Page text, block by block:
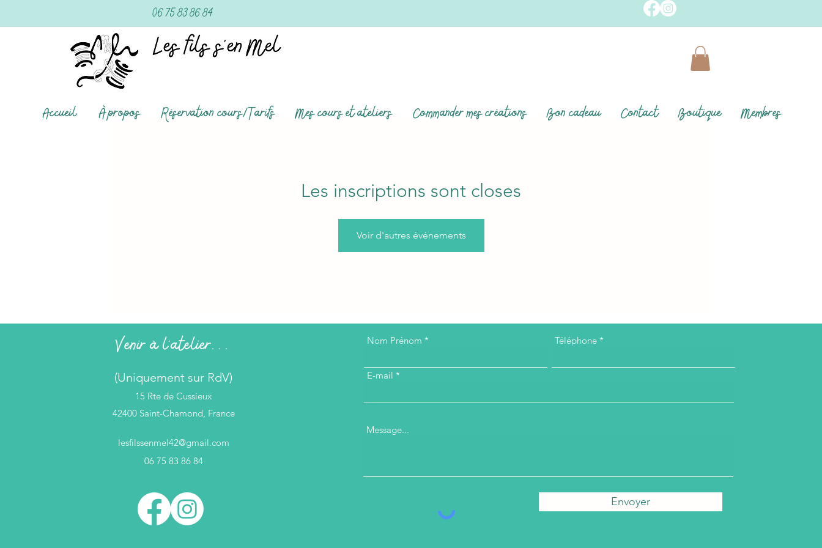
06 75 83 86 84
Accueil À propos Réservation cours/Tarifs Mes cours et ateliers Commander mes créations Bon cadeau Contact Boutique Membres
Les inscriptions sont closes
Voir d'autres événements
Venir à l'atelier...
(Uniquement sur RdV)
15 Rte de Cussieux
42400 Saint-Chamond, France
lesfilssenmel42@gmail.com
06 75 83 86 84
Nom Prénom Téléphone
E-mail
Message...
Envoyer